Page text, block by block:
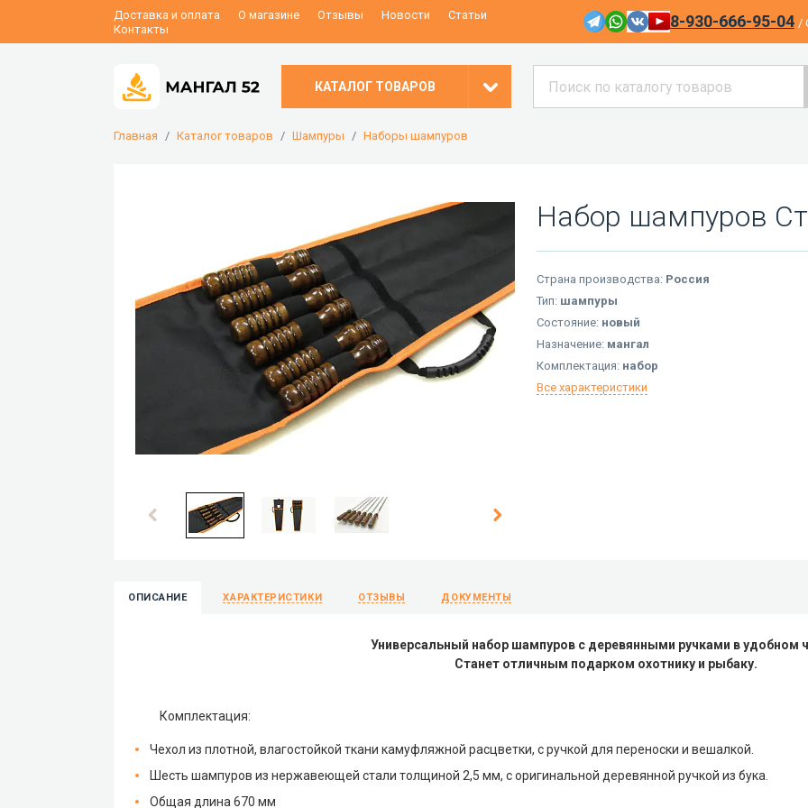
Доставка и оплата О магазине Отзывы Новости
Статьи
Контакты
8-930-666-95-04 /
КАТАЛОГ ТОВАРОВ
Главная Каталог товаров Шампуры Наборы шампуров
Набор шампуров
Страна производства: Россия
Тип: шампуры
Состояние: новый
Назначение: мангал
Комплектация: набор
Все характеристики
ОПИСАНИЕ ХАРАКТЕРИСТИКИ ОТЗЫВЫ ДОКУМЕНТЫ
Универсальный набор шампуров с деревянными ручками в удобном
Станет отличным подарком охотнику и рыбаку.
Комплектация:
Чехол из плотной, влагостойкой ткани камуфляжной расцветки, с ручкой для переноски и вешалкой.
Шесть шампуров из нержавеющей стали толщиной 2,5 мм, с оригинальной деревянной ручкой из бука.
Общая длина 670 мм